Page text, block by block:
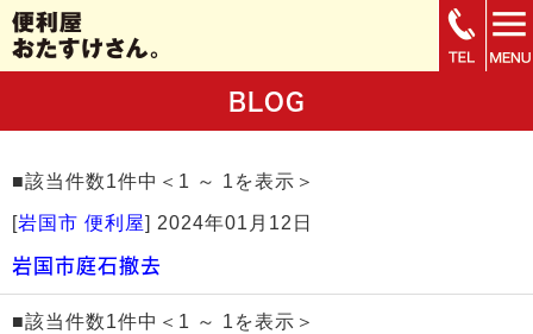
BLOG
■該当件数1件中＜1 ～ 1を表示＞
[岩国市 便利屋] 2024年01月12日
岩国市庭石撤去
■該当件数1件中＜1 ～ 1を表示＞